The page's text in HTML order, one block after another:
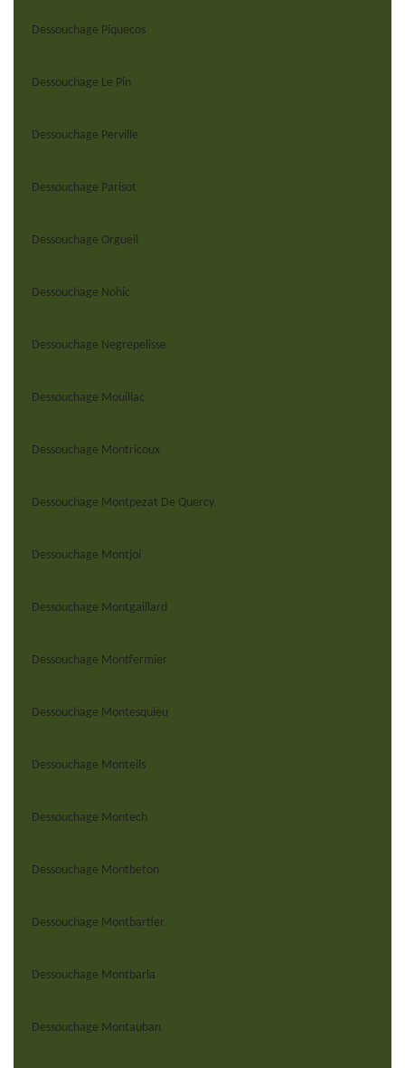
Dessouchage Piquecos
Dessouchage Le Pin
Dessouchage Perville
Dessouchage Parisot
Dessouchage Orgueil
Dessouchage Nohic
Dessouchage Negrepelisse
Dessouchage Mouillac
Dessouchage Montricoux
Dessouchage Montpezat De Quercy
Dessouchage Montjoi
Dessouchage Montgaillard
Dessouchage Montfermier
Dessouchage Montesquieu
Dessouchage Monteils
Dessouchage Montech
Dessouchage Montbeton
Dessouchage Montbartier
Dessouchage Montbarla
Dessouchage Montauban